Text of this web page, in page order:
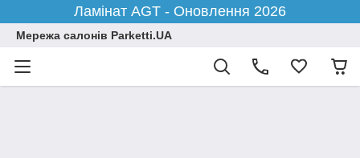
Ламінат AGT - Оновлення 2026
Мережа салонів Parketti.UA